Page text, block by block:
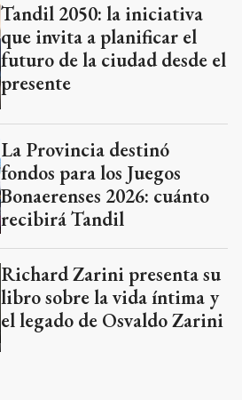
Tandil 2050: la iniciativa
que invita a planificar el
futuro de la ciudad desde el
presente
La Provincia destinó
fondos para los Juegos
Bonaerenses 2026: cuánto
recibirá Tandil
Richard Zarini presenta su
libro sobre la vida íntima y
el legado de Osvaldo Zarini